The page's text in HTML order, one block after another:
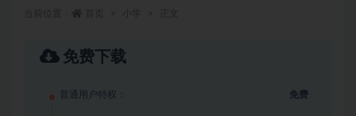
免费下载
普通用户特权： 免费